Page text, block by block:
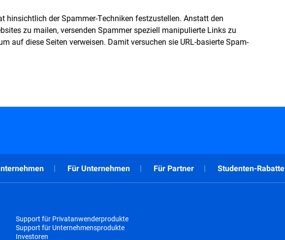
hinsichtlich der Spammer-Techniken festzustellen. Anstatt den
zu mailen, versenden Spammer speziell manipulierte Links zu
auf diese Seiten verweisen. Damit versuchen sie URL-basierte Spam-
Für Unternehmen Für Partner Studenten-Rabatte
Support für Privatanwenderprodukte
Support für Unternehmensprodukte
Investoren